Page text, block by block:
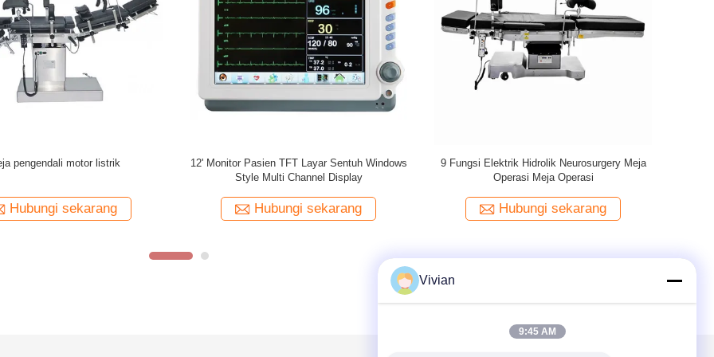
Unit Elektrokirurgi 6 Fungsi
Hubungi sekarang
12.1" Layar TFT Berwarna Resolusi Tinggi
Monitor Pasien Portabel
Hubungi sekarang
10,2" Layar Sentuh LED Layar Rotasi Memori
USB Probe Tahan Air Interpretasi Otomatis
Hubungi sekarang
Vivian
9:45 AM